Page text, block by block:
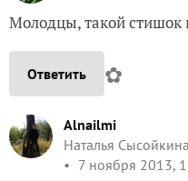
Молодцы, такой стишок
Ответить ✿
Alnailmi
Наталья Сысойкина
7 ноября 2013,